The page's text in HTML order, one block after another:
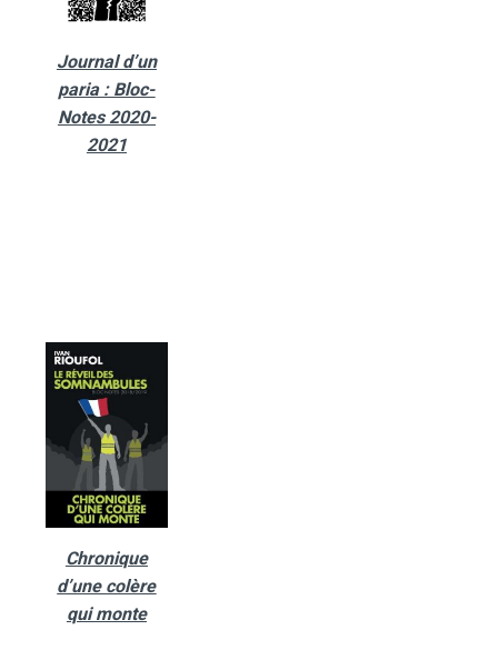
Journal d’un
paria : Bloc-
Notes 2020-
2021
Chronique
d’une colère
qui monte